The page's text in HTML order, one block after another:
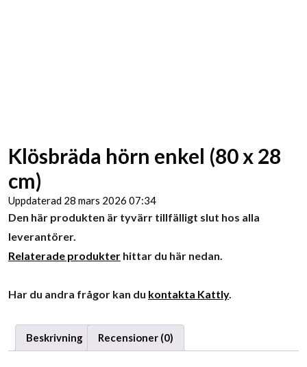
Klösbräda hörn enkel (80 x 28
cm)
Uppdaterad 28 mars 2026 07:34
Den här produkten är tyvärr tillfälligt slut hos alla
leverantörer.
Relaterade produkter hittar du här nedan.
Har du andra frågor kan du kontakta Kattly.
Beskrivning Recensioner (0)